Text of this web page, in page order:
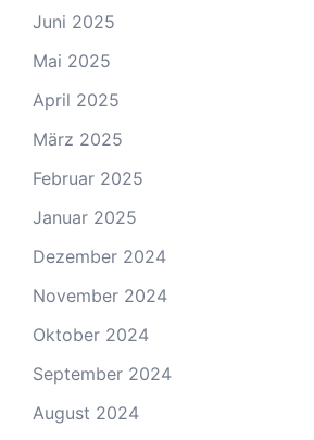
Juni 2025
Mai 2025
April 2025
März 2025
Februar 2025
Januar 2025
Dezember 2024
November 2024
Oktober 2024
September 2024
August 2024